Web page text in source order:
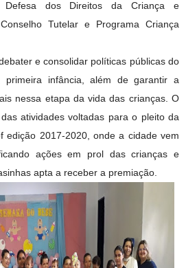
Defesa dos Direitos da Criança e
Tutelar e Programa Criança
e consolidar políticas públicas do
primeira infância, além de garantir a
nessa etapa da vida das crianças. O
atividades voltadas para o pleito da
edição 2017-2020, onde a cidade vem
ações em prol das crianças e
apta a receber a premiação.